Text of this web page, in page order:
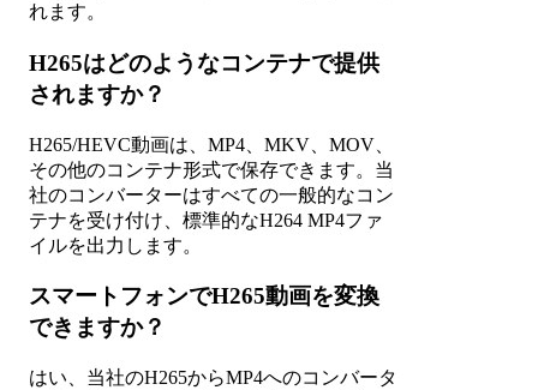
れます。
H265はどのようなコンテナで提供
されますか？
H265/HEVC動画は、MP4、MKV、MOV、
その他のコンテナ形式で保存できます。当
社のコンバーターはすべての一般的なコン
テナを受け付け、標準的なH264 MP4ファ
イルを出力します。
スマートフォンでH265動画を変換
できますか？
はい、当社のH265からMP4へのコンバータ